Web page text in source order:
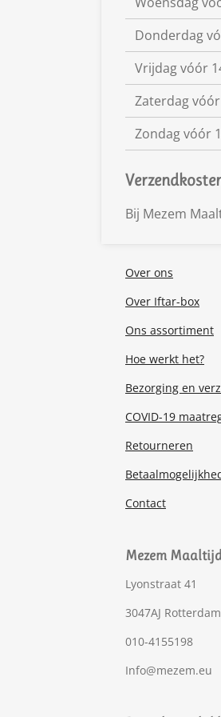
Donderdag
Vrijdag vóór
Zaterdag
Zondag vóór
Bij Mezem
Over ons
Over Iftar-box
Ons assortiment
Hoe werkt het?
Bezorging en
COVID-19
Retourneren
Contact
Mezem
Lyonstraat 41
3047AJ Rotterdam
010-4155198
Info@mezem.eu